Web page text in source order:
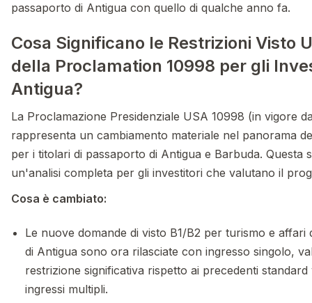
passaporto di Antigua con quello di qualche anno fa.
Cosa Significano le Restrizioni Visto
della Proclamation 10998 per gli
Antigua?
La Proclamazione Presidenziale USA 10998 (in vigore
rappresenta un cambiamento materiale nel panorama
per i titolari di passaporto di Antigua e Barbuda. Questa
un'analisi completa per gli investitori che valutano il
Cosa è cambiato:
Le nuove domande di visto B1/B2 per turismo e affari
di Antigua sono ora rilasciate con ingresso singolo,
restrizione significativa rispetto ai precedenti
ingressi multipli.